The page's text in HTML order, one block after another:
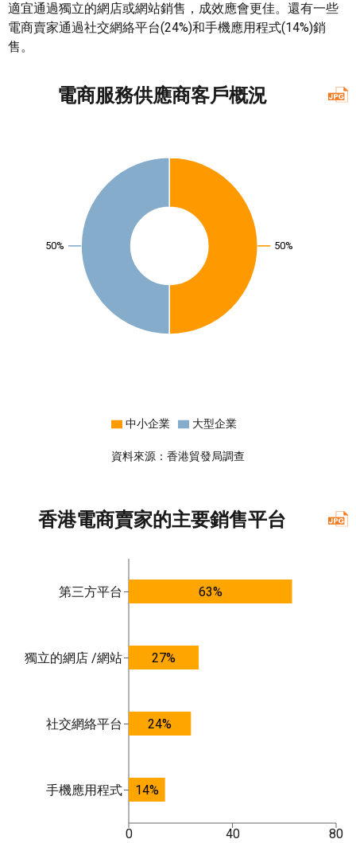
適宜通過獨立的網店或網站銷售，成效應會更佳。還有一些
電商賣家通過社交網絡平台(24%)和手機應用程式(14%)銷
售。
電商服務供應商客戶概況
50%
50%
中小企業 大型企業
資料來源：香港貿發局調查
香港電商賣家的主要銷售平台
0 40
80
第三方平台
獨立的網店 /網站
社交網絡平台
手機應用程式
63%
27%
24%
14%